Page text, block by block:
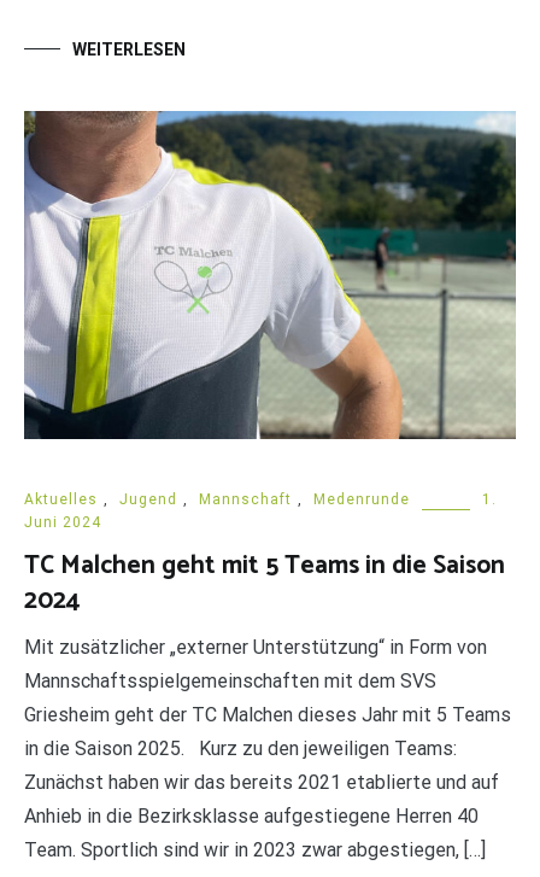
WEITERLESEN
Aktuelles Jugend Mannschaft Medenrunde
1.
Juni 2024
TC Malchen geht mit 5 Teams in die Saison
2024
Mit zusätzlicher „externer Unterstützung“ in Form von
Mannschaftsspielgemeinschaften mit dem SVS
Griesheim geht der TC Malchen dieses Jahr mit 5 Teams
in die Saison 2025. Kurz zu den jeweiligen Teams:
Zunächst haben wir das bereits 2021 etablierte und auf
Anhieb in die Bezirksklasse aufgestiegene Herren 40
Team. Sportlich sind wir in 2023 zwar abgestiegen, […]